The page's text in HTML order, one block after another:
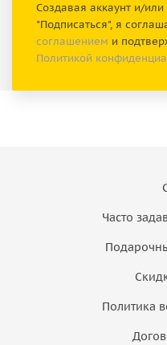
Создавая аккаунт и/
"Подписаться", я
соглашением и
Политикой
Часто
Политика